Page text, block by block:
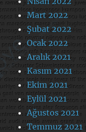
Mart 2022
Şubat 2022
Ocak 2022
Aralık 2021
Kasım 2021
Ekim 2021
Eylül 2021
Ağustos 2021
Temmuz 2021